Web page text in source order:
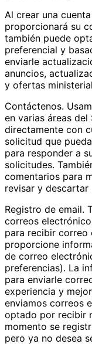
Al crear una
proporcionará su
también puede
preferencial y
enviarle
anuncios,
y ofertas
Contáctenos.
en varias áreas
directamente con
solicitud que
para responder a
solicitudes.
comentarios para
revisar y descartar
Registro de email.
correos
para recibir correo
proporcione
de correo
preferencias). La
para enviarle
experiencia y
enviamos correos
optado por recibir
momento se
pero ya no desea